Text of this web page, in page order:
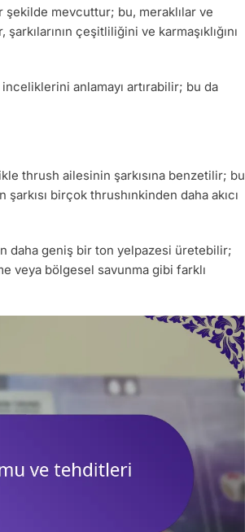
şekilde mevcuttur; bu, meraklılar ve
çeşitliliğini ve karmaşıklığını
anlamayı artırabilir; bu da
thrush ailesinin şarkısına benzetilir; bu
birçok thrushınkinden daha akıcı
daha geniş bir ton yelpazesi üretebilir;
veya bölgesel savunma gibi farklı